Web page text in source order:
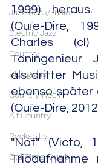
Jazz Rock/Fusion
Electric Jazz
Country
Bluegrass
Country Rock
Alt.Country
Rockabilly
Old Time Music
1999)
(Ouïe-Dire,
Charles
Toningenieur
als dritter
ebenso später
(Ouïe-Dire,
"Not" (Victo,
Trioaufnahme